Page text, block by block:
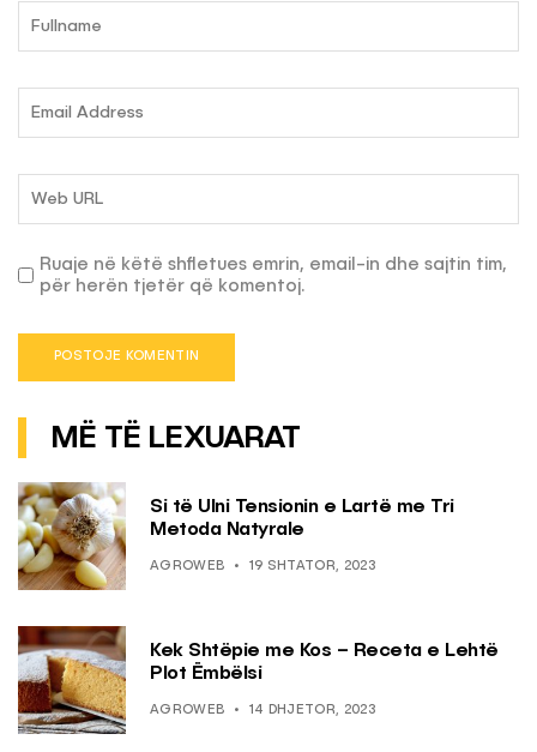
Ruaje në këtë shfletues emrin, email-in dhe sajtin tim,
për herën tjetër që komentoj.
MË TË LEXUARAT
Si të Ulni Tensionin e Lartë me Tri
Metoda Natyrale
AGROWEB 19 SHTATOR, 2023
Kek Shtëpie me Kos – Receta e Lehtë
Plot Ëmbëlsi
AGROWEB 14 DHJETOR, 2023